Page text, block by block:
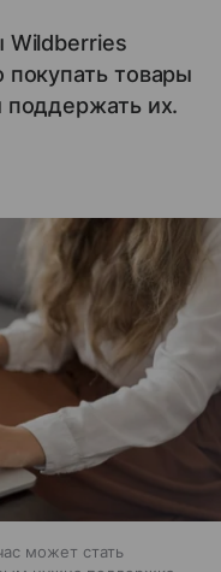
Wildberries
покупать товары
поддержать их.
может стать